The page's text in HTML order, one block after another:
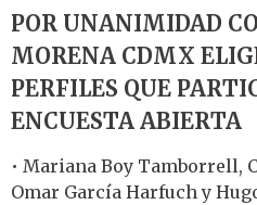
POR UNANIMIDAD
MORENA CDMX
PERFILES QUE
ENCUESTA ABIERTA
• Mariana Boy Tamborrell,
Omar García Harfuch y